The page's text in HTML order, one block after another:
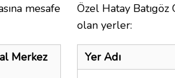
mesafe
Merkez
Özel Hatay Batıgöz
olan yerler:
Yer Adı